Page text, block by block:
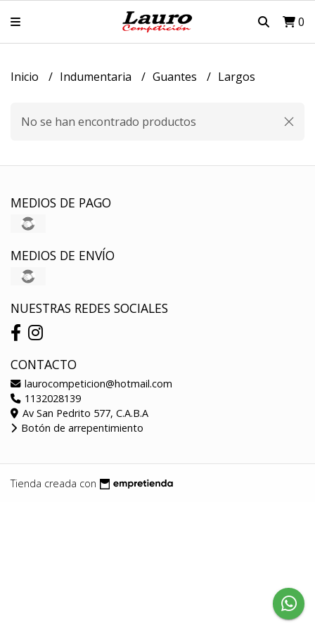
0
Inicio Indumentaria Guantes Largos
No se han encontrado productos
MEDIOS DE PAGO
MEDIOS DE ENVÍO
NUESTRAS REDES SOCIALES
CONTACTO
laurocompeticion@hotmail.com
1132028139
Av San Pedrito 577, C.A.B.A
Botón de arrepentimiento
Tienda creada con